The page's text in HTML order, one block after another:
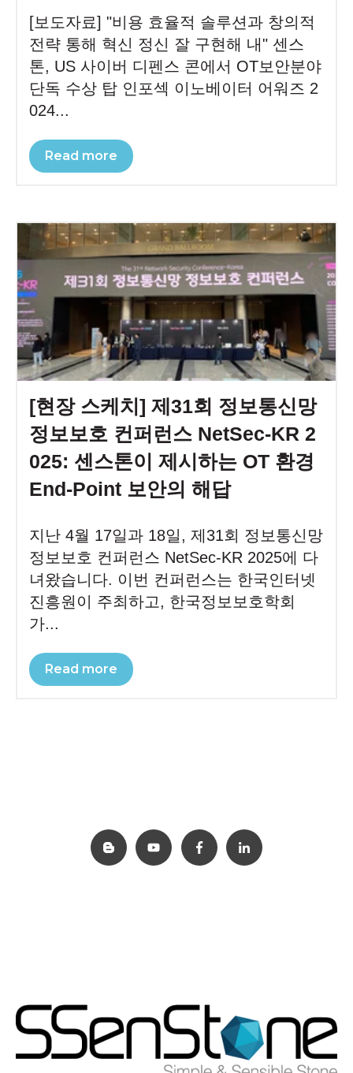
[보도자료] "비용 효율적 솔루션과 창의적
전략 통해 혁신 정신 잘 구현해 내" 센스
톤, US 사이버 디펜스 콘에서 OT보안분야
단독 수상 탑 인포섹 이노베이터 어워즈 2
024...
Read more
[현장 스케치] 제31회 정보통신망
정보보호 컨퍼런스 NetSec-KR 2
025: 센스톤이 제시하는 OT 환경
End-Point 보안의 해답
지난 4월 17일과 18일, 제31회 정보통신망
정보보호 컨퍼런스 NetSec-KR 2025에 다
녀왔습니다. 이번 컨퍼런스는 한국인터넷
진흥원이 주최하고, 한국정보보호학회
가...
Read more